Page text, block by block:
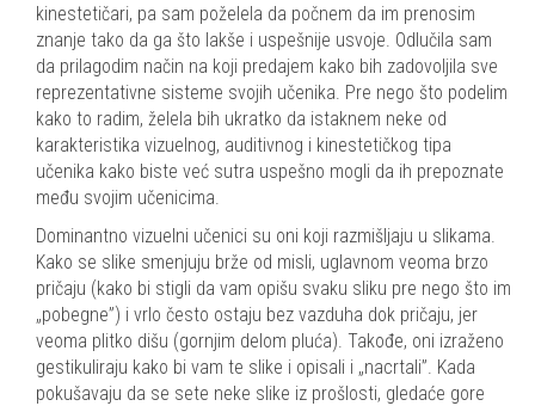
kinestetičari, pa sam poželela da počnem da im prenosim
znanje tako da ga što lakše i uspešnije usvoje. Odlučila sam
da prilagodim način na koji predajem kako bih zadovoljila sve
reprezentativne sisteme svojih učenika. Pre nego što podelim
kako to radim, želela bih ukratko da istaknem neke od
karakteristika vizuelnog, auditivnog i kinestetičkog tipa
učenika kako biste već sutra uspešno mogli da ih prepoznate
među svojim učenicima.
Dominantno vizuelni učenici su oni koji razmišljaju u slikama.
Kako se slike smenjuju brže od misli, uglavnom veoma brzo
pričaju (kako bi stigli da vam opišu svaku sliku pre nego što im
„pobegne”) i vrlo često ostaju bez vazduha dok pričaju, jer
veoma plitko dišu (gornjim delom pluća). Takođe, oni izraženo
gestikuliraju kako bi vam te slike i opisali i „nacrtali”. Kada
pokušavaju da se sete neke slike iz prošlosti, gledaće gore